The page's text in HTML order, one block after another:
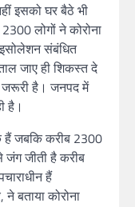
इसको घर बैठे भी
लोगों ने कोरोना
संबंधित
जाए ही शिकस्त दे
जरूरी है। जनपद में
है।
हैं जबकि करीब 2300
जंग जीती है करीब
हैं
बताया कोरोना